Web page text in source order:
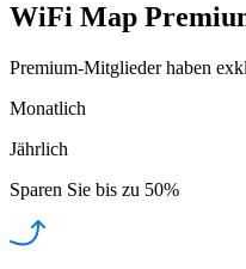
WiFi Map
Premium-Mitglieder haben
Monatlich
Jährlich
Sparen Sie bis zu 50%